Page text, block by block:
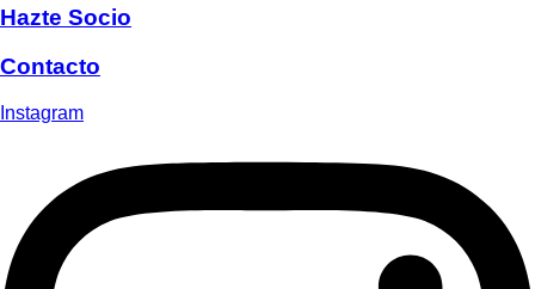
Hazte Socio
Contacto
Instagram